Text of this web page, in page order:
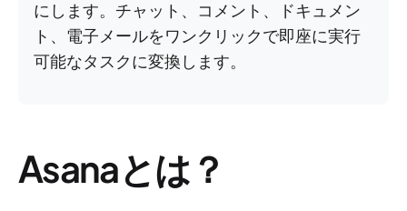
にします。チャット、コメント、ドキュメン
ト、電子メールをワンクリックで即座に実行
可能なタスクに変換します。
Asanaとは？